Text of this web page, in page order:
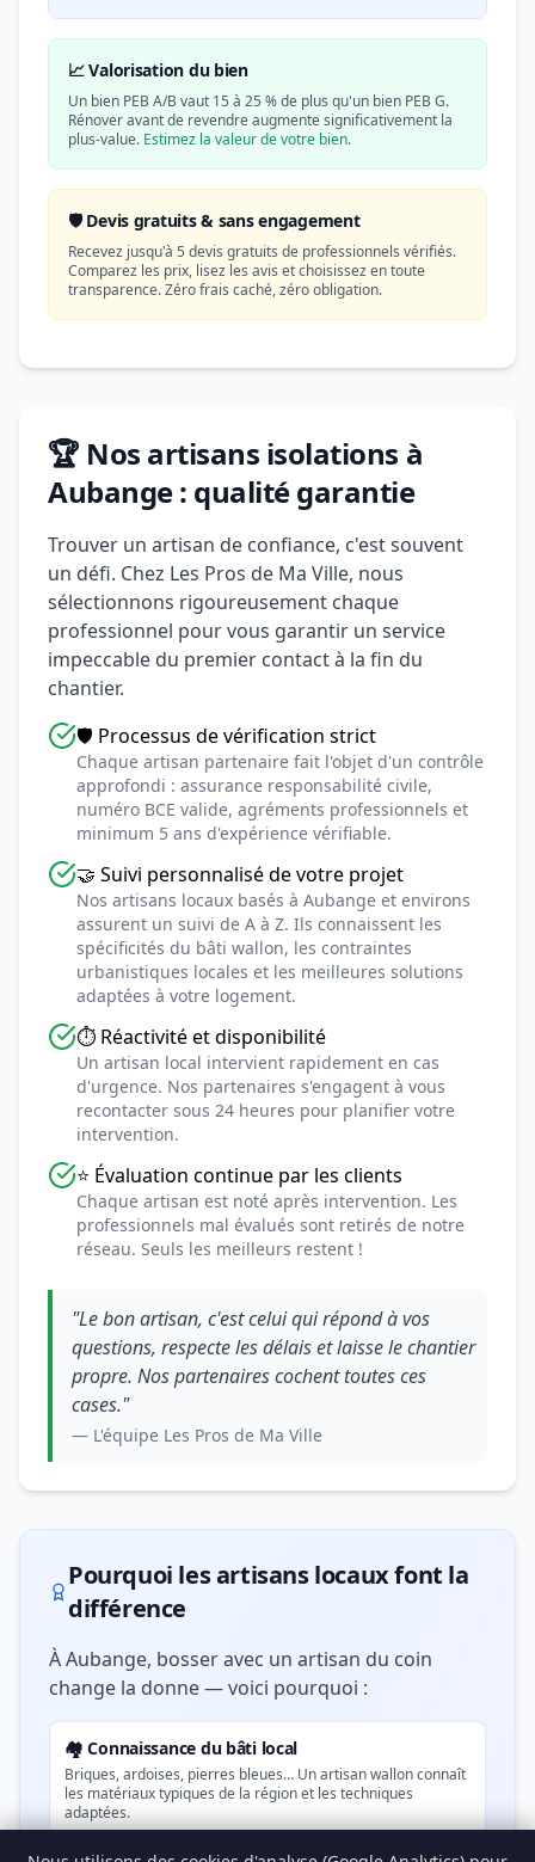
📈 Valorisation du bien
Un bien PEB A/B vaut 15 à 25 % de plus qu'un bien PEB G.
Rénover avant de revendre augmente significativement la
plus-value. Estimez la valeur de votre bien.
🛡️ Devis gratuits & sans engagement
Recevez jusqu'à 5 devis gratuits de professionnels vérifiés.
Comparez les prix, lisez les avis et choisissez en toute
transparence. Zéro frais caché, zéro obligation.
🏆 Nos artisans isolations à
Aubange : qualité garantie
Trouver un artisan de confiance, c'est souvent
un défi. Chez Les Pros de Ma Ville, nous
sélectionnons rigoureusement chaque
professionnel pour vous garantir un service
impeccable du premier contact à la fin du
chantier.
🛡️ Processus de vérification strict
Chaque artisan partenaire fait l'objet d'un contrôle
approfondi : assurance responsabilité civile,
numéro BCE valide, agréments professionnels et
minimum 5 ans d'expérience vérifiable.
🤝 Suivi personnalisé de votre projet
Nos artisans locaux basés à Aubange et environs
assurent un suivi de A à Z. Ils connaissent les
spécificités du bâti wallon, les contraintes
urbanistiques locales et les meilleures solutions
adaptées à votre logement.
⏱️ Réactivité et disponibilité
Un artisan local intervient rapidement en cas
d'urgence. Nos partenaires s'engagent à vous
recontacter sous 24 heures pour planifier votre
intervention.
⭐ Évaluation continue par les clients
Chaque artisan est noté après intervention. Les
professionnels mal évalués sont retirés de notre
réseau. Seuls les meilleurs restent !
"Le bon artisan, c'est celui qui répond à vos
questions, respecte les délais et laisse le chantier
propre. Nos partenaires cochent toutes ces
cases."
— L'équipe Les Pros de Ma Ville
Pourquoi les artisans locaux font la
différence
À Aubange, bosser avec un artisan du coin
change la donne — voici pourquoi :
🏘️ Connaissance du bâti local
Briques, ardoises, pierres bleues… Un artisan wallon connaît
les matériaux typiques de la région et les techniques
adaptées.